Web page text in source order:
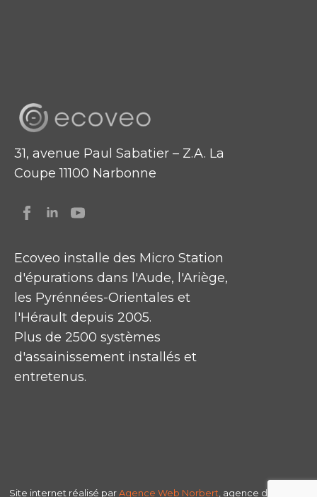
31, avenue Paul Sabatier – Z.A. La
Coupe 11100 Narbonne
Ecoveo installe des Micro Station
d'épurations dans l'Aude, l'Ariège,
les Pyrénnées-Orientales et
l'Hérault depuis 2005.
Plus de 2500 systèmes
d'assainissement installés et
entretenus.
Site internet réalisé par Agence Web Norbert, agence de